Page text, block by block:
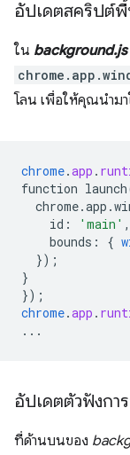
อัปเดตสคริปต์
ใน background.js
โลน เพื่อให้คุณนำมา
chrome.app .
function
id : 'main' ,
bounds : {
});
}
});
chrome.app .
...
อัปเดตตัวฟังกา
ที่ด้านบนของ